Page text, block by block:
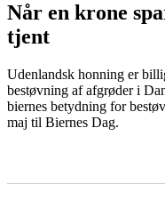
Når en krone
tjent
Udenlandsk honning er
bestøvning af afgrøder i
biernes betydning for
maj til Biernes Dag.